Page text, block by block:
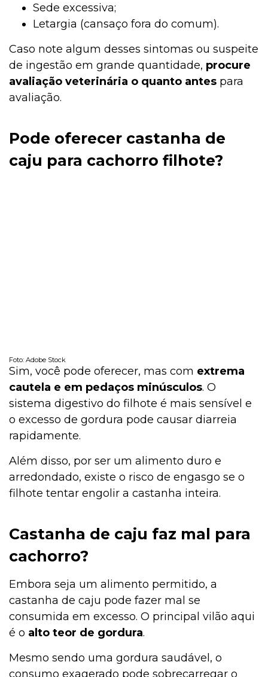
Sede excessiva;
Letargia (cansaço fora do comum).
Caso note algum desses sintomas ou suspeite
de ingestão em grande quantidade, procure
avaliação veterinária o quanto antes para
avaliação.
Pode oferecer castanha de
caju para cachorro filhote?
Foto: Adobe Stock
Sim, você pode oferecer, mas com extrema
cautela e em pedaços minúsculos. O
sistema digestivo do filhote é mais sensível e
o excesso de gordura pode causar diarreia
rapidamente.
Além disso, por ser um alimento duro e
arredondado, existe o risco de engasgo se o
filhote tentar engolir a castanha inteira.
Castanha de caju faz mal para
cachorro?
Embora seja um alimento permitido, a
castanha de caju pode fazer mal se
consumida em excesso. O principal vilão aqui
é o alto teor de gordura.
Mesmo sendo uma gordura saudável, o
consumo exagerado pode sobrecarregar o